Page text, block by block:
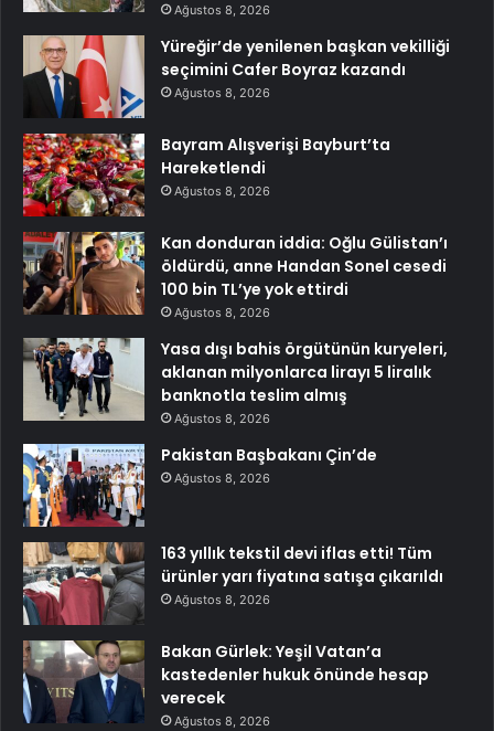
Ağustos 8, 2026
Yüreğir’de yenilenen başkan vekilliği
seçimini Cafer Boyraz kazandı
Ağustos 8, 2026
Bayram Alışverişi Bayburt’ta
Hareketlendi
Ağustos 8, 2026
Kan donduran iddia: Oğlu Gülistan’ı
öldürdü, anne Handan Sonel cesedi
100 bin TL’ye yok ettirdi
Ağustos 8, 2026
Yasa dışı bahis örgütünün kuryeleri,
aklanan milyonlarca lirayı 5 liralık
banknotla teslim almış
Ağustos 8, 2026
Pakistan Başbakanı Çin’de
Ağustos 8, 2026
163 yıllık tekstil devi iflas etti! Tüm
ürünler yarı fiyatına satışa çıkarıldı
Ağustos 8, 2026
Bakan Gürlek: Yeşil Vatan’a
kastedenler hukuk önünde hesap
verecek
Ağustos 8, 2026